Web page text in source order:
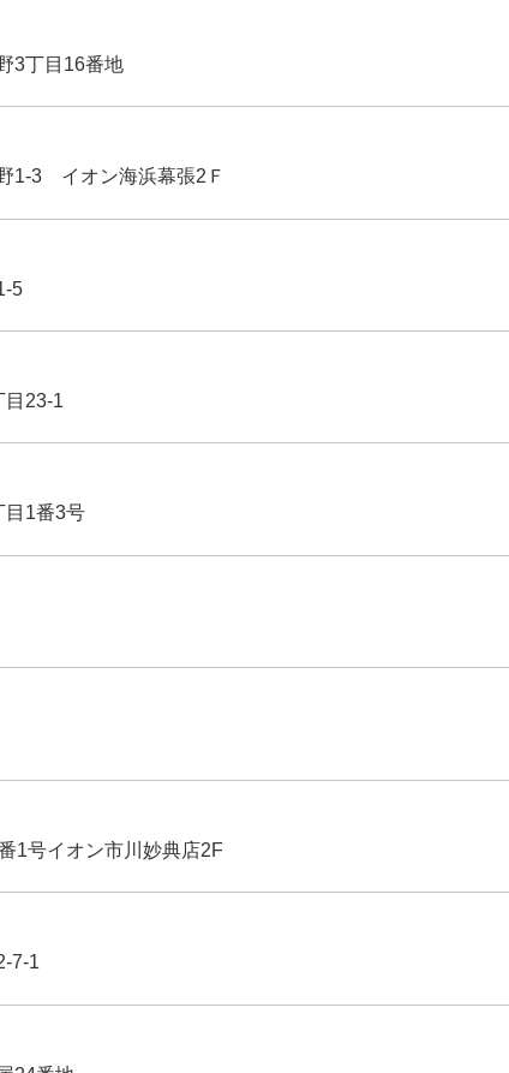
3丁目16番地
1-3 イオン海浜幕張2Ｆ
5
23-1
1番3号
1号イオン市川妙典店2F
7-1